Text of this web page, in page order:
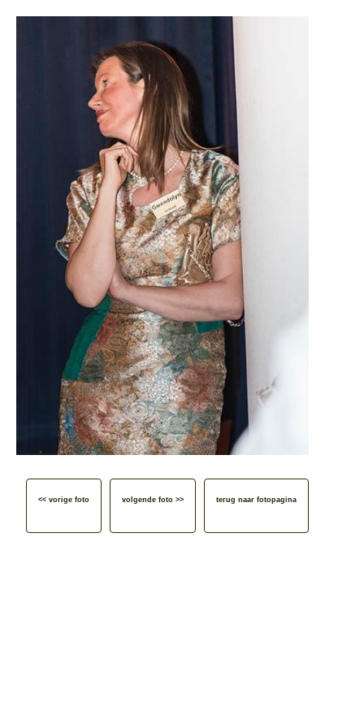
<< vorige foto volgende foto >> terug naar fotopagina